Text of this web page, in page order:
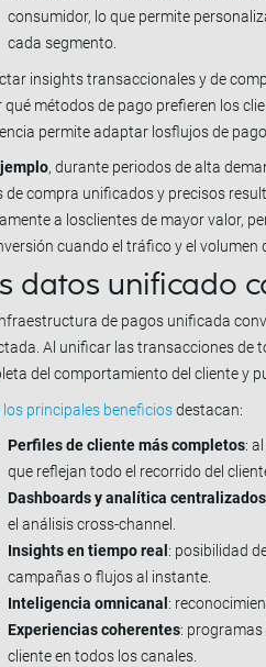
consumidor, lo que permite
cada segmento.
insights transaccionales y de
qué métodos de pago prefieren los
permite adaptar losflujos de
, durante periodos de alta
de compra unificados y precisos
a losclientes de mayor valor,
cuando el tráfico y el
datos unificado
de pagos unificada
Al unificar las transacciones de
del comportamiento del cliente y
los principales beneficiosdestacan:
Perfiles de cliente más completos:
que reflejan todo el recorrido del
Dashboards y analítica centralizados
el análisis cross-channel.
Insights en tiempo real : posibilidad
campañas o flujos al instante.
Inteligencia omnicanal :
Experiencias coherentes:
cliente en todos los canales.